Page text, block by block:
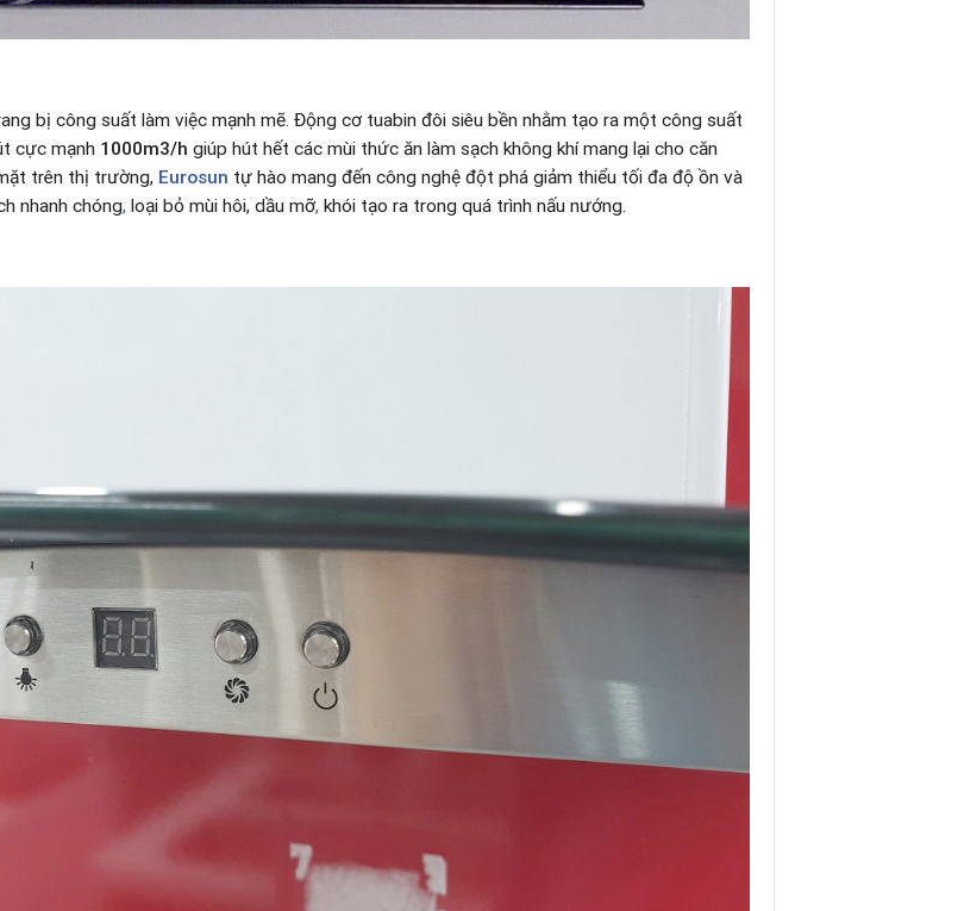
bị công suất làm việc mạnh mẽ. Động cơ tuabin đôi siêu bền nhằm tạo ra một công suất
cực mạnh 1000m3/h giúp hút hết các mùi thức ăn làm sạch không khí mang lại cho căn
trên thị trường, Eurosun tự hào mang đến công nghệ đột phá giảm thiểu tối đa độ ồn và
nhanh chóng, loại bỏ mùi hôi, dầu mỡ, khói tạo ra trong quá trình nấu nướng.